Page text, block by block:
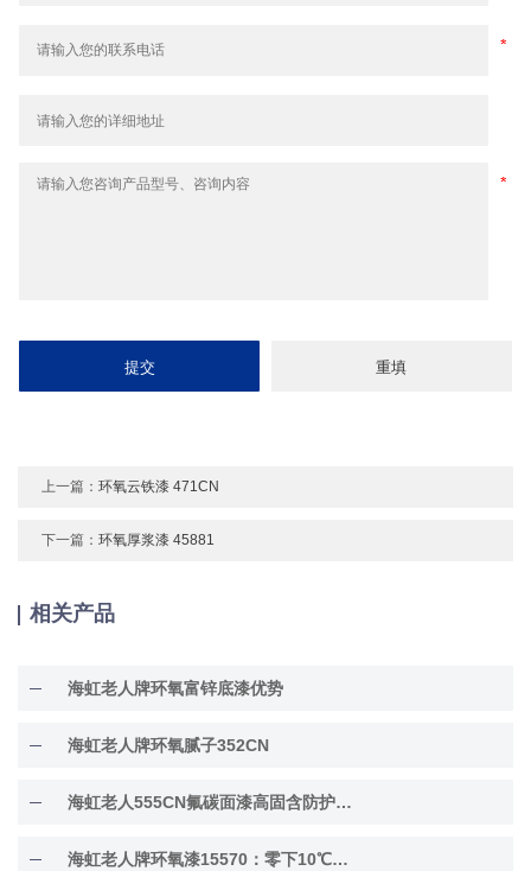
上一篇：环氧云铁漆 471CN
下一篇：环氧厚浆漆 45881
相关产品
海虹老人牌环氧富锌底漆优势
海虹老人牌环氧腻子352CN
海虹老人555CN氟碳面漆高固含防护面漆
海虹老人牌环氧漆15570：零下10℃低温固化